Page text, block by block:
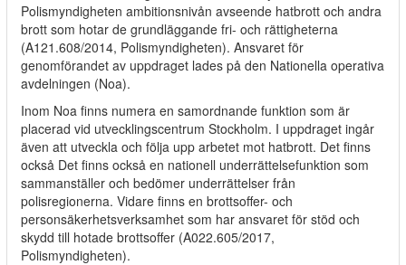
Polismyndigheten ambitionsnivån avseende hatbrott och andra
brott som hotar de grundläggande fri- och rättigheterna
(A121.608/2014, Polismyndigheten). Ansvaret för
genomförandet av uppdraget lades på den Nationella operativa
avdelningen (Noa).
Inom Noa finns numera en samordnande funktion som är
placerad vid utvecklingscentrum Stockholm. I uppdraget ingår
även att utveckla och följa upp arbetet mot hatbrott. Det finns
också Det finns också en nationell underrättelsefunktion som
sammanställer och bedömer underrättelser från
polisregionerna. Vidare finns en brottsoffer- och
personsäkerhetsverksamhet som har ansvaret för stöd och
skydd till hotade brottsoffer (A022.605/2017,
Polismyndigheten).